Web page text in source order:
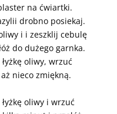
na ćwiartki.
drobno posiekaj.
i i zeszklij cebulę
do dużego garnka.
oliwy, wrzuć
nieco zmiękną.
oliwy i wrzuć